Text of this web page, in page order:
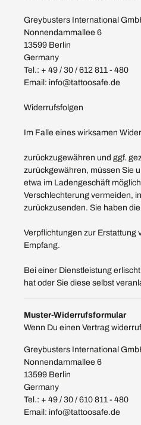
Greybusters International
Nonnendammallee 6
13599 Berlin
Germany
Tel.: + 49 / 30 / 612 811 - 480
Email: info@tattoosafe.de
Widerrufsfolgen
Im Falle eines wirksamen
zurückzugewähren und ggf.
zurückgewähren, müssen Sie
etwa im Ladengeschäft
Verschlechterung vermeiden,
zurückzusenden. Sie haben
Verpflichtungen zur Erstattung
Empfang.
Bei einer Dienstleistung
hat oder Sie diese selbst
Muster-Widerrufsformular
Wenn Du einen Vertrag
Greybusters International
Nonnendammallee 6
13599 Berlin
Germany
Tel.: + 49 / 30 / 610 811 - 480
Email: info@tattoosafe.de